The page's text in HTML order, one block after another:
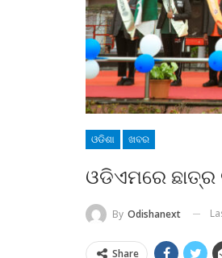
ଓଡିଶା ଖବର
ଓଡିଏମରେ
By Odishanext
Share